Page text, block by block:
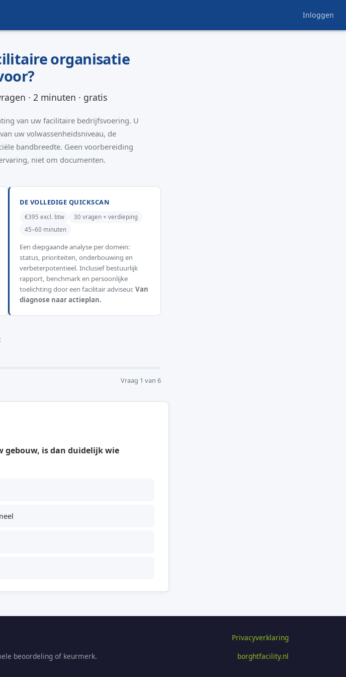
Inloggen
organisatie
· 2 minuten · gratis
van uw facilitaire bedrijfsvoering. U
uw volwassenheidsniveau, de
bandbreedte. Geen voorbereiding
niet om documenten.
DE VOLLEDIGE QUICKSCAN
€395 excl. btw
30 vragen + verdieping
45–60 minuten
Een diepgaande analyse per domein:
status, prioriteiten, onderbouwing en
verbeterpotentieel. Inclusief bestuurlijk
rapport, benchmark en persoonlijke
toelichting door een facilitair adviseur. Van
diagnose naar actieplan.
Vraag 1 van 6
gebouw, is dan duidelijk wie
beoordeling of keurmerk.
Privacyverklaring
borghtfacility.nl